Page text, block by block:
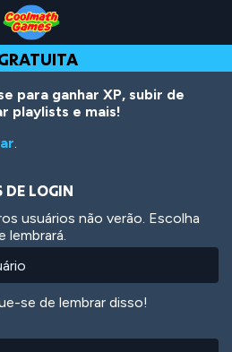
para ganhar XP, subir de
playlists e mais!
.
DE LOGIN
usuários não verão. Escolha
lembrará.
se de lembrar disso!